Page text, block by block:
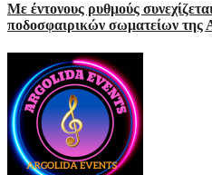
Με έντονους ρυθμούς
ποδοσφαιρικών σωματείων της